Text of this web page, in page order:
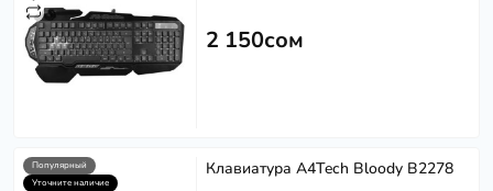
2 150сом
Популярный
Уточните наличие
Клавиатура A4Tech Bloody B2278